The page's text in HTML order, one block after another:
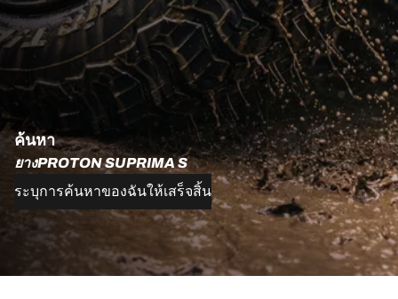
ค้นหา
ยางPROTON SUPRIMA S
ระบุการค้นหาของฉันให้เสร็จสิ้น